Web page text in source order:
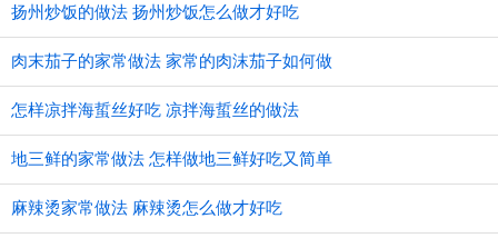
扬州炒饭的做法 扬州炒饭怎么做才好吃
肉末茄子的家常做法 家常的肉沫茄子如何做
怎样凉拌海蜇丝好吃 凉拌海蜇丝的做法
地三鲜的家常做法 怎样做地三鲜好吃又简单
麻辣烫家常做法 麻辣烫怎么做才好吃